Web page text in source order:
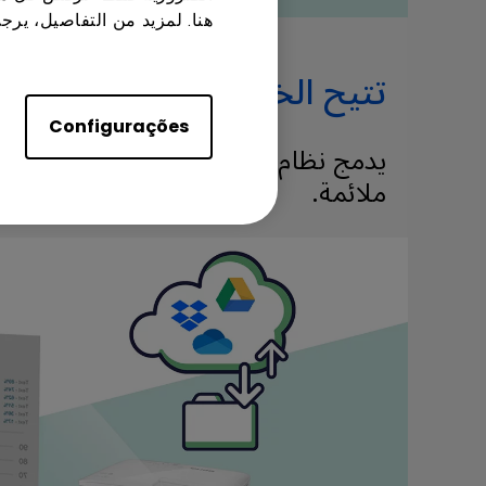
هنا. لمزيد من التفاصيل،
Configurações
تتيح الخدمة السحابية
ملائمة.